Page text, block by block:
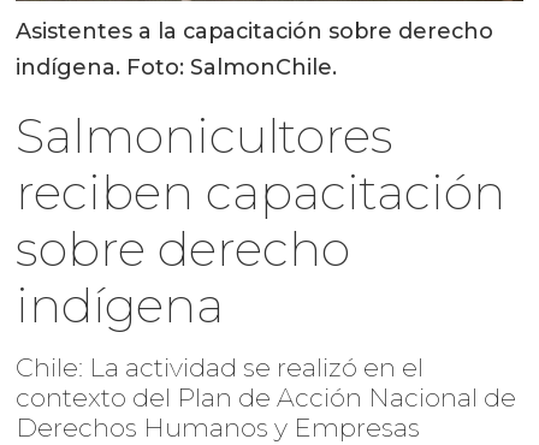
Asistentes a la capacitación sobre derecho
indígena. Foto: SalmonChile.
Salmonicultores
reciben capacitación
sobre derecho
indígena
Chile: La actividad se realizó en el
contexto del Plan de Acción Nacional de
Derechos Humanos y Empresas